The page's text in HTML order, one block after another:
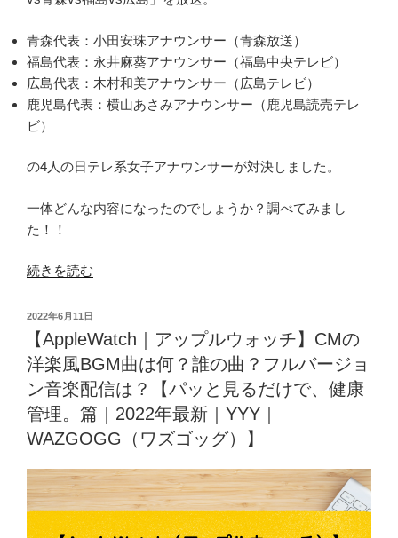
青森代表：小田安珠アナウンサー（青森放送）
福島代表：永井麻葵アナウンサー（福島中央テレビ）
広島代表：木村和美アナウンサー（広島テレビ）
鹿児島代表：横山あさみアナウンサー（鹿児島読売テレ
ビ）
の4人の日テレ系女子アナウンサーが対決しました。
一体どんな内容になったのでしょうか？調べてみまし
た！！
“【日
レ
系
女
性
ア
ナ
オ
レ
日
続きを読む
投
日:
2022年6月11日
【AppleWatch｜アップルウォッチ】CMの
洋楽風BGM曲は何？誰の曲？フルバージョ
ン音楽配信は？【パッと見るだけで、健康
管理。篇｜2022年最新｜YYY｜
WAZGOGG（ワズゴッグ）】